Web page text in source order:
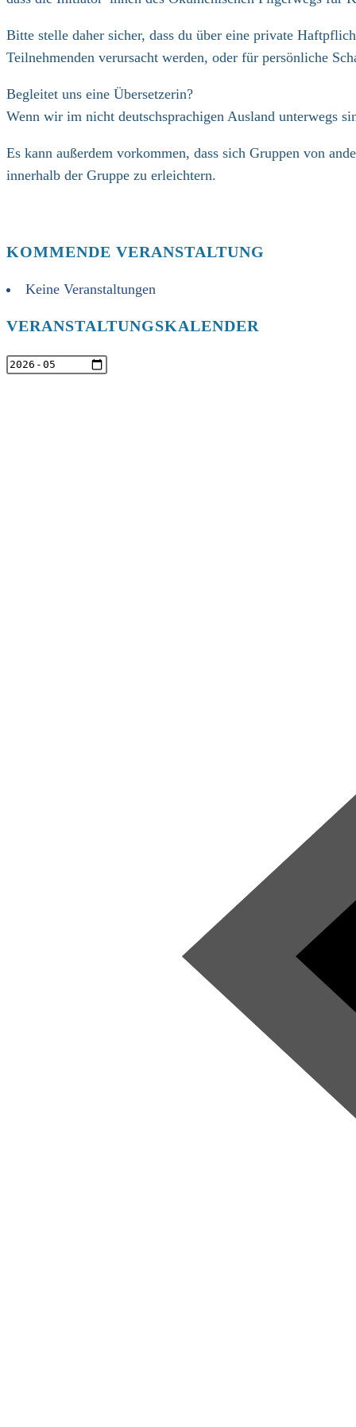
Bitte stelle daher sicher, dass du über eine private
Teilnehmenden verursacht werden, oder für persönliche
Begleitet uns eine Übersetzerin?
Wenn wir im nicht deutschsprachigen Ausland unterwegs
Es kann außerdem vorkommen, dass sich Gruppen von
innerhalb der Gruppe zu erleichtern.
KOMMENDE VERANSTALTUNG
Keine Veranstaltungen
VERANSTALTUNGSKALENDER